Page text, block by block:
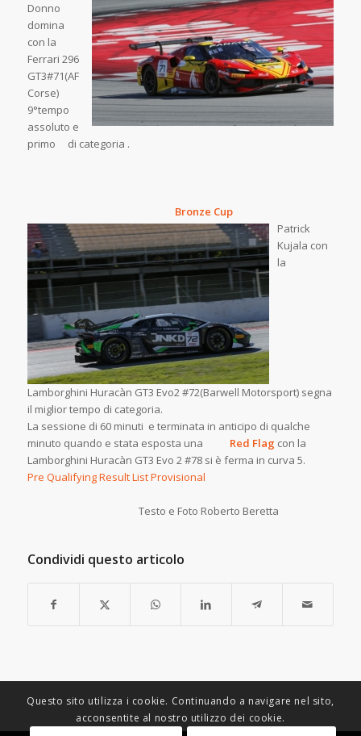
Donno
domina
con la
Ferrari 296
GT3#71(AF
Corse)
9°tempo
assoluto e
primo di categoria .
Bronze Cup
Patrick
Kujala con
la
Lamborghini Huracàn GT3 Evo2 #72(Barwell Motorsport) segna
il miglior tempo di categoria.
La sessione di 60 minuti e terminata in anticipo di qualche
minuto quando e stata esposta una Red Flag con la
Lamborghini Huracàn GT3 Evo 2 #78 si è ferma in curva 5.
Pre Qualifying Result List Provisional
Testo e Foto Roberto Beretta
Condividi questo articolo
Questo sito utilizza i cookie. Continuando a navigare nel sito,
acconsentite al nostro utilizzo dei cookie.